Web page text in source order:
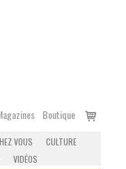
Boutique
Voir
VOUS
CULTURE
VIDÉOS